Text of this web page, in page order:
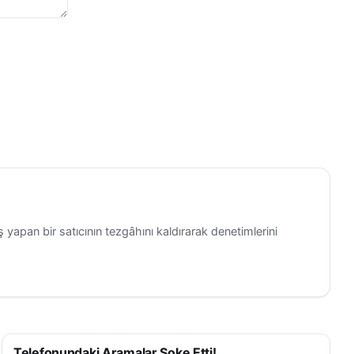
sitesi
bir satıcının tezgâhını kaldırarak denetimlerini
ASAYIŞ